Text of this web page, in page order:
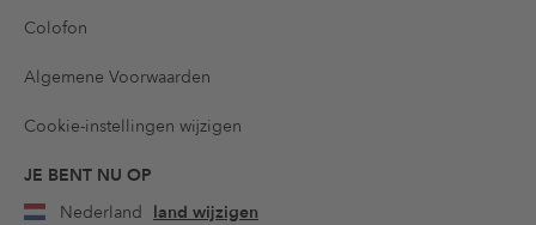
Colofon
Algemene Voorwaarden
Cookie-instellingen wijzigen
JE BENT NU OP
Nederland land wijzigen